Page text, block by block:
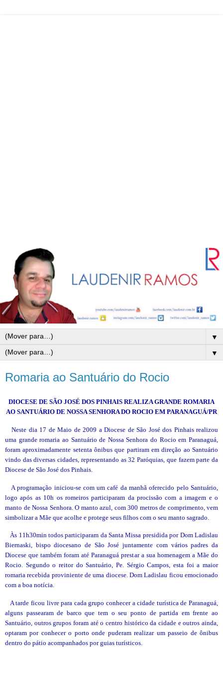
▼
▼
Romaria ao Santuário do Rocio
DIOCESE DE SÃO JOSÉ DOS PINHAIS REALIZA GRANDE ROMARIA
AO SANTUÁRIO DE NOSSA SENHORA DO ROCIO EM PARANAGUÁ/PR
Neste dia 17 de Maio de2009 a Diocese de São José dos Pinhais realizou
uma grande romaria ao Santuário de Nossa Senhora do Rocio em Paranaguá,
foram aproximadamente setenta ônibus que partiram em direção ao Santuário
vindo das diversas cidades, representando as 32 Paróquias, que fazem parte da
Diocese de São José dos Pinhais.
A programação iniciou-se com um café da manhã oferecido pelo Santuário,
logo após as 10h os romeiros participaram da procissão com a imagem e o
manto de Nossa Senhora. O manto azul, com 300 metrosde comprimento, vem
simbolizar a Mãe que acolhe e protege seus filhos com o seu manto sagrado.
Às 11h30min todos participaram da Santa Missa presidida por Dom Ladislau
Biernaski, bispo diocesano de São José juntamente com vários padres da
Diocese que também foram até Paranaguá prestar a sua homenagem a Mãe do
Rocio. Segundo o reitor do Santuário, Pe. Sérgio Campos, esta foi a maior
romaria recebida proviniente de uma diocese. Dom Ladislau ficou emocionado
com a boa notícia.
A tarde ficou livre para cada grupo conhecer a cidade turística de Paranaguá,
alguns passearam de barco que tem o seu ponto de partida em frente ao
Santuário, outros grupos foram até o centro histórico da cidade e outros ainda,
optaram por conhecer o porto onde puderam realizar um passeio de ônibus
dentro do pátio acompanhados por guias turísticos.